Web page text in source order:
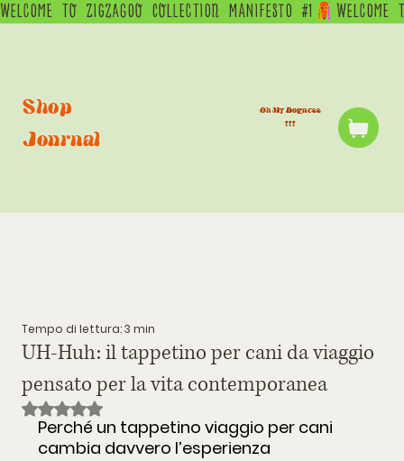
WELCOME  TO  ZIGZAGOO  COLLECTION  MANIFESTO  #1
UH-Huh: il tappetino per cani da viaggio
pensato per la vita contemporanea
Tempo di lettura: 3 min
Valutazione NaN stelle su 5.
Perché un tappetino viaggio per cani
cambia davvero l’esperienza
Shop
Journal
Oh My Dogness
!!!